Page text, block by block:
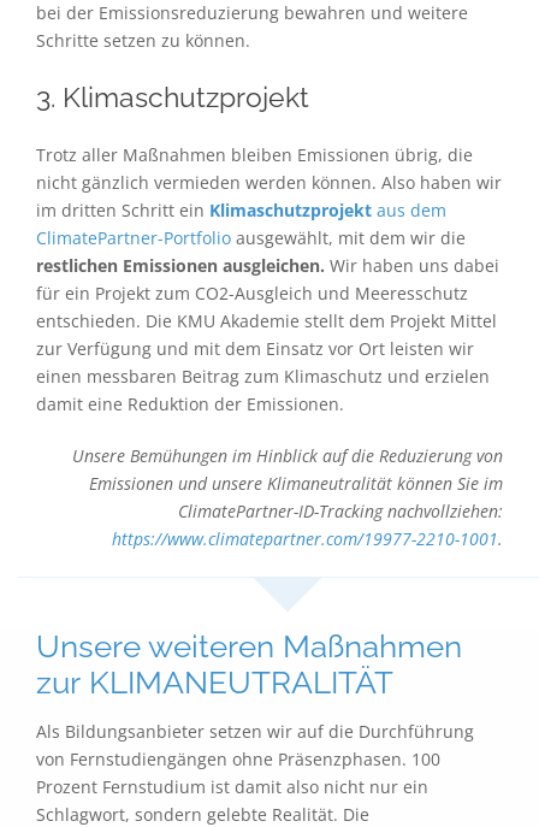
bei der Emissionsreduzierung bewahren und weitere
Schritte setzen zu können.
3. Klimaschutzprojekt
Trotz aller Maßnahmen bleiben Emissionen übrig, die
nicht gänzlich vermieden werden können. Also haben wir
im dritten Schritt ein Klimaschutzprojekt aus dem
ClimatePartner-Portfolio ​​​​​​​ ausgewählt, mit dem wir die
restlichen Emissionen ausgleichen. Wir haben uns dabei
für ein Projekt zum CO2-Ausgleich und Meeresschutz
entschieden. Die KMU Akademie stellt dem Projekt Mittel
zur Verfügung und mit dem Einsatz vor Ort leisten wir
einen messbaren Beitrag zum Klimaschutz und erzielen
damit eine Reduktion der Emissionen.
Unsere Bemühungen im Hinblick auf die Reduzierung von
Emissionen und unsere Klimaneutralität können Sie im
ClimatePartner-ID-Tracking nachvollziehen:
https://www.climatepartner.com/19977-2210-1001​​​​​​​.
Unsere weiteren Maßnahmen
zur KLIMANEUTRALITÄT
Als Bildungsanbieter setzen wir auf die Durchführung
von Fernstudiengängen ohne Präsenzphasen. 100
Prozent Fernstudium ist damit also nicht nur ein
Schlagwort, sondern gelebte Realität. Die